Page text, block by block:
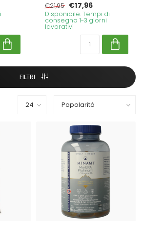
€21,95 €17,96
Disponibile. Tempi di
consegna 1-3 giorni
lavorativi
FILTRI